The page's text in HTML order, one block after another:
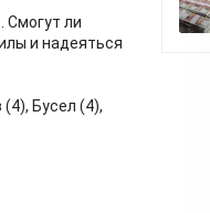
Смогут ли
и надеяться
Бусел (4),